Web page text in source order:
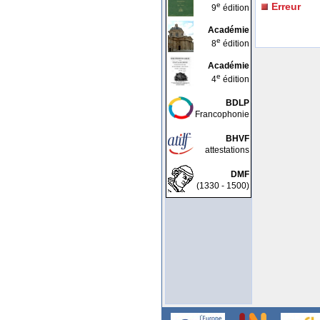
9e édition
Académie
8e édition
Académie
4e édition
BDLP
Francophonie
BHVF
attestations
DMF
(1330 - 1500)
Erreur